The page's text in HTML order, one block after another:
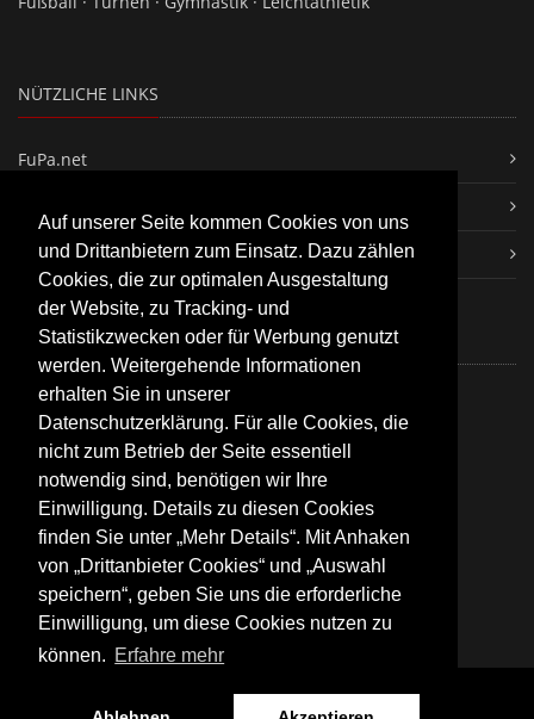
Auf unserer Seite kommen Cookies von uns
und Drittanbietern zum Einsatz. Dazu zählen
Cookies, die zur optimalen Ausgestaltung
der Website, zu Tracking- und
Statistikzwecken oder für Werbung genutzt
werden. Weitergehende Informationen
erhalten Sie in unserer
Datenschutzerklärung. Für alle Cookies, die
nicht zum Betrieb der Seite essentiell
notwendig sind, benötigen wir Ihre
Einwilligung. Details zu diesen Cookies
finden Sie unter „Mehr Details“. Mit Anhaken
von „Drittanbieter Cookies“ und „Auswahl
speichern“, geben Sie uns die erforderliche
Einwilligung, um diese Cookies nutzen zu
können. Erfahre mehr
NÜTZLICHE LINKS
FuPa.net
Doppelpass-Online
KONTAKT
Buchheimer Str. 15
79288 Gottenheim
07665/6937
info@svgottenheim.de
www.svgottenheim.de